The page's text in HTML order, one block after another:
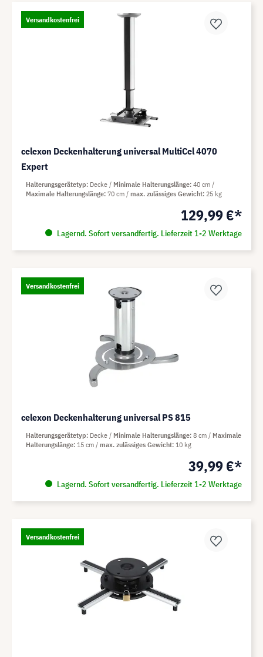
Versandkostenfrei
celexon Deckenhalterung universal MultiCel 4070
Expert
129,99 €*
Lagernd. Sofort versandfertig. Lieferzeit 1-2 Werktage
Halterungsgerätetyp Decke Minimale Halterungslänge 40 cm
Maximale Halterungslänge 70 cm max. zulässiges Gewicht 25 kg
Versandkostenfrei
celexon Deckenhalterung universal PS 815
39,99 €*
Lagernd. Sofort versandfertig. Lieferzeit 1-2 Werktage
Halterungsgerätetyp Decke Minimale Halterungslänge 8 cm
Maximale
Halterungslänge 15 cm max. zulässiges Gewicht 10 kg
Versandkostenfrei